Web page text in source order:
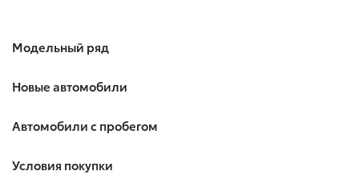
Модельный ряд
Новые автомобили
Автомобили с пробегом
Условия покупки